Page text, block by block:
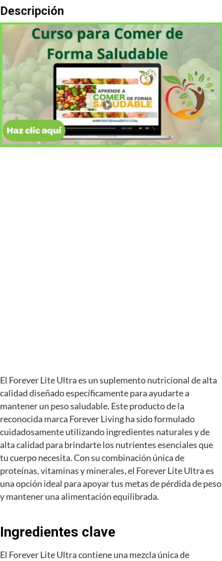
Descripción
El Forever Lite Ultra es un suplemento nutricional de alta
calidad diseñado específicamente para ayudarte a
mantener un peso saludable. Este producto de la
reconocida marca Forever Living ha sido formulado
cuidadosamente utilizando ingredientes naturales y de
alta calidad para brindarte los nutrientes esenciales que
tu cuerpo necesita. Con su combinación única de
proteínas, vitaminas y minerales, el Forever Lite Ultra es
una opción ideal para apoyar tus metas de pérdida de peso
y mantener una alimentación equilibrada.
Ingredientes clave
El Forever Lite Ultra contiene una mezcla única de